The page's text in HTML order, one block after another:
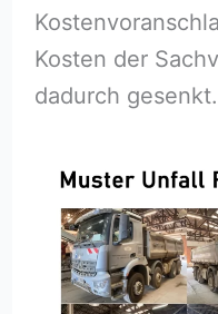
Kosten der
dadurch gesenkt.